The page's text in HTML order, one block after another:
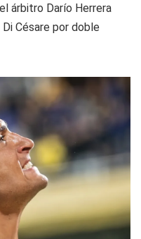
árbitro Darío Herrera
Césare por doble